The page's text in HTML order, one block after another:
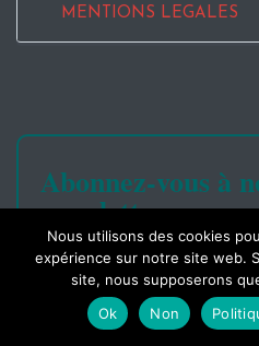
MENTIONS LEGALES
Abonnez-vous à
newsletter
Nous utilisons des cookies
expérience sur notre site web.
site, nous supposerons
Ok
Non